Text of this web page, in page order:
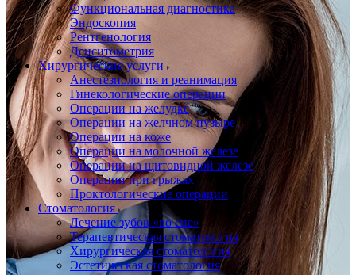
Функциональная диагностика
Эндоскопия
Рентгенология
Денситометрия
Хирургические услуги
Анестезиология и реанимация
Гинекологические операции
Операции на желудке
Операции на желчном пузыре
Операции на коже
Операции на молочной железе
Операции на щитовидной железе
Операции при грыжах
Проктологические операции
Стоматология
Лечение зубов «во сне»
Терапевтическая стоматология
Хирургическая стоматология
Эстетическая стоматология